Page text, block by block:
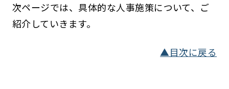
次ページでは、具体的な人事施策について、ご
紹介していきます。
▲目次に戻る